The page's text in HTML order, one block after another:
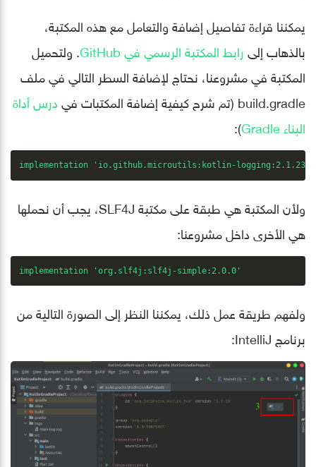
يمكننا قراءة تفاصيل إضافة والتعامل مع هذه المكتبة،
بالذهاب إلىرابط المكتبة الرسمي في GitHub
. ولتحميل
المكتبة في مشروعنا، نحتاج لإضافة السطر التالي في ملف
build.gradle (تم شرح كيفية إضافة المكتبات في
درس أداة
البناء Gradle
):
implementation 'io.github.microutils:kotlin-logging:2.1.23'
ولأن المكتبة هي طبقة على مكتبة SLF4J، يجب أن نحملها
هي الأخرى داخل مشروعنا:
implementation 'org.slf4j:slf4j-simple:2.0.0'
ولفهم طريقة عمل ذلك، يمكننا النظر إلى الصورة التالية من
برنامج IntelliJ: